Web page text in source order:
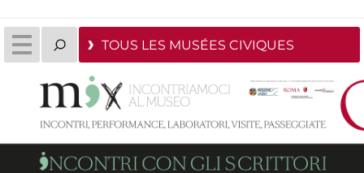
TOUS LES MUSÉES CIVIQUES